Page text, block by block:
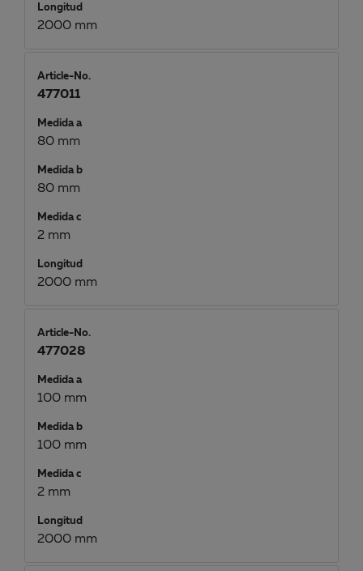
Longitud
2000 mm
Article-No.
477011
Medida a
80 mm
Medida b
80 mm
Medida c
2 mm
Longitud
2000 mm
Article-No.
477028
Medida a
100 mm
Medida b
100 mm
Medida c
2 mm
Longitud
2000 mm